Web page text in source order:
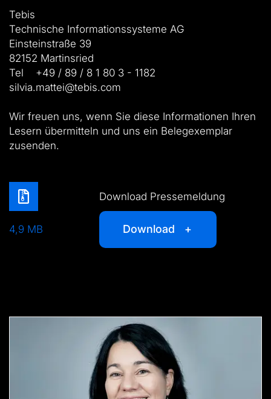
Tebis
Technische Informationssysteme AG
Einsteinstraße 39
82152 Martinsried
Tel +49 / 89 / 8 1 80 3 - 1182
silvia.mattei@tebis.com
Wir freuen uns, wenn Sie diese Informationen Ihren
Lesern übermitteln und uns ein Belegexemplar
zusenden.
Download Pressemeldung
4,9 MB Download